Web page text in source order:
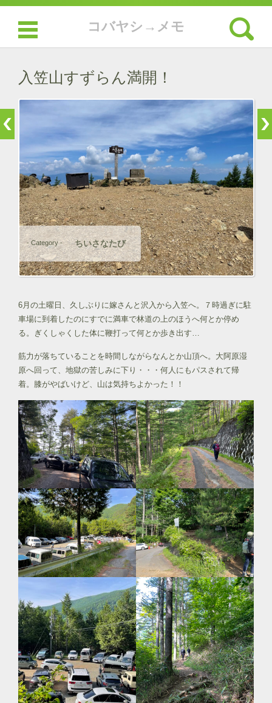
コバヤシ→メモ
検索:
コンテンツに移動
入笠山すずらん満開！
- Category - ちいさなたび
6月の土曜日、久しぶりに嫁さんと沢入から入笠へ。７時過ぎに駐
車場に到着したのにすでに満車で林道の上のほうへ何とか停め
る。ぎくしゃくした体に鞭打って何とか歩き出す…
筋力が落ちていることを時間しながらなんとか山頂へ。大阿原湿
原へ回って、地獄の苦しみに下り・・・何人にもパスされて帰
着。膝がやばいけど、山は気持ちよかった！！